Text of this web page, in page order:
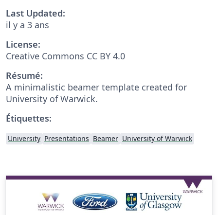
Last Updated:
il y a 3 ans
License:
Creative Commons CC BY 4.0
Résumé:
A minimalistic beamer template created for
University of Warwick.
Étiquettes:
University Presentations Beamer University of Warwick